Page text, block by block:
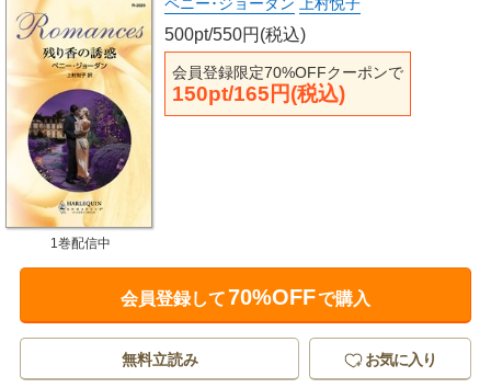
ペニー･ジョーダン 上村悦子
500pt/550円(税込)
会員登録限定70%OFFクーポンで
150pt/165円(税込)
1巻配信中
会員登録して70%OFFで購入
無料立読み お気に入り